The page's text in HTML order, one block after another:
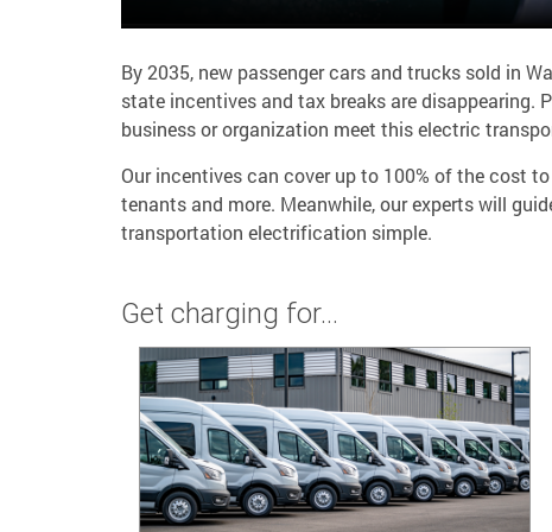
By 2035, new passenger cars and trucks sold in
state incentives and tax breaks are disappearing.
business or organization meet this electric
Our incentives can cover up to 100% of the cost
tenants and more. Meanwhile, our experts will
transportation electrification simple.
Get charging for…